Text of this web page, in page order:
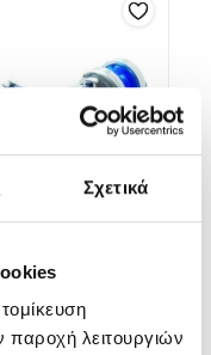
Σχετικά
παροχή λειτουργιών
€–290,00